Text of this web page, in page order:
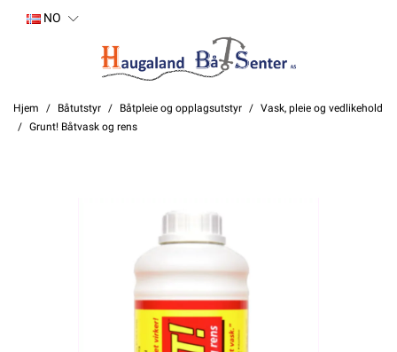
NO
Hjem Båtutstyr Båtpleie og opplagsutstyr
Vask, pleie og vedlikehold
Grunt! Båtvask og rens